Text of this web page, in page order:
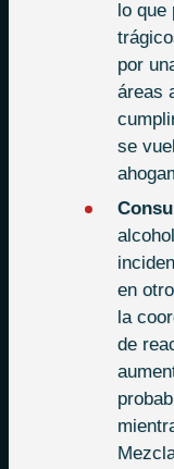
lo
por
áreas
se
en
la
de